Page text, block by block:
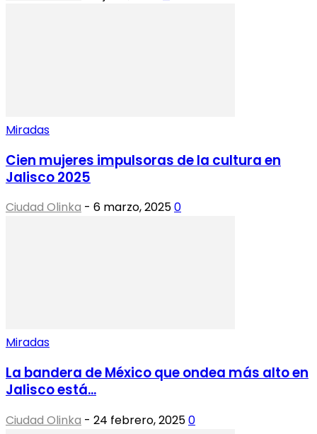
Miradas
Cien mujeres impulsoras de la cultura en
Jalisco 2025
Ciudad Olinka - 6 marzo, 20250
Miradas
La bandera de México que ondea más alto en
Jalisco está...
Ciudad Olinka - 24 febrero, 20250